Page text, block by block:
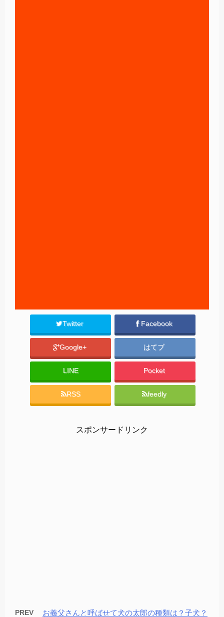
Twitter Facebook
Google+ はてブ
LINE Pocket
RSS feedly
スポンサードリンク
PREV お義父さんと呼ばせて犬の太郎の種類は？子犬？